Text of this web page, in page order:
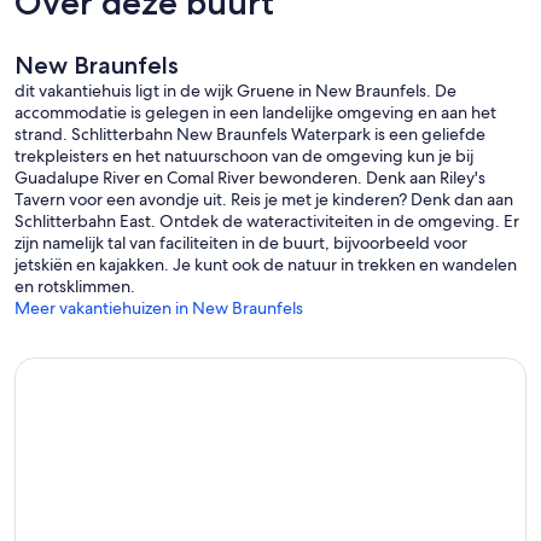
Outfitters en het organiseren van uw eigen reis!
badkamerconfiguraties voor het Gruene River House en de Gruene
River Cabin:
Het hoofdniveau van het Gruene River House grenst aan onze
voordeur, oprit en parkeerplaats die plaats biedt aan maximaal 10
voertuigen, en omvat 3 slaapkamers, onze Rec-Room en de enorme
grote kamer (woonkamer, eetkamer en groot) Volledig ingerichte
keukencombinatie). The Great Room heeft een uitgestrekt uitzicht
op de rivier de Guadalupe en staat open voor de Gourmet Kitchen
and Living Room met de dubbelzijdige open haard die uitkomt in de
Gourmet Kitchen and Living Room. Er is een eettafel voor 10
personen, een eettafel voor 6 personen op barhoogte en een
+10, bij gebruik van de Dining Seating. De keuken biedt plaats aan 8
personen. Bovendien beschikt de Rec-Room over 4 zitplaatsen en
New Braunfels
dit vakantiehuis ligt in de wijk Gruene in New Braunfels. De
accommodatie is gelegen in een landelijke omgeving en aan het
strand. Schlitterbahn New Braunfels Waterpark is een geliefde
trekpleisters en het natuurschoon van de omgeving kun je bij
Guadalupe River en Comal River bewonderen. Denk aan Riley's
Tavern voor een avondje uit. Reis je met je kinderen? Denk dan aan
Schlitterbahn East. Ontdek de wateractiviteiten in de omgeving. Er
zijn namelijk tal van faciliteiten in de buurt, bijvoorbeeld voor
jetskiën en kajakken. Je kunt ook de natuur in trekken en wandelen
en rotsklimmen.
Meer vakantiehuizen in New Braunfels